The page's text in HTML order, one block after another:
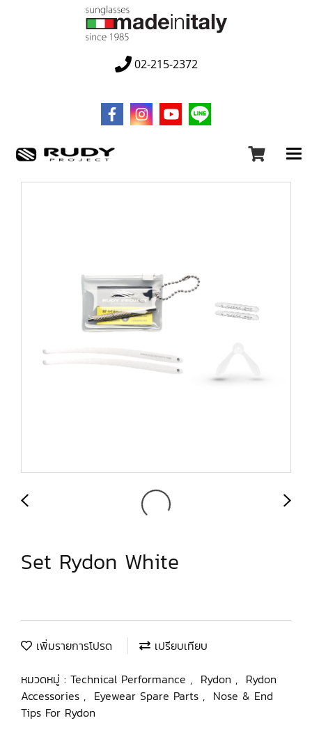
02-215-2372
Set Rydon White
เพิ่มรายการโปรด
เปรียบเทียบ
หมวดหมู่ : Technical Performance , Rydon , Rydon
Accessories , Eyewear Spare Parts , Nose & End
Tips For Rydon